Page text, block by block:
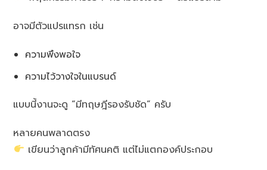
อาจมีตัวแปรแทรก เช่น
ความพึงพอใจ
ความไว้วางใจในแบรนด์
แบบนี้งานจะดู “มีทฤษฎีรองรับชัด” ครับ
หลายคนพลาดตรง
เขียนว่าลูกค้ามีทัศนคติ แต่ไม่แตกองค์ประกอบ